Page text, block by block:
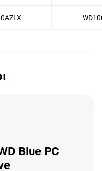
Blue PC